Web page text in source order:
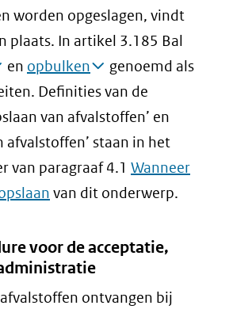
worden opgeslagen, vindt
plaats. In artikel 3.185 Bal
en opbulken
genoemd als
Definities van de
van afvalstoffen’ en
afvalstoffen’ staan in het
van paragraaf 4.1 Wanneer
van dit onderwerp.
voor de acceptatie,
ontvangen bij